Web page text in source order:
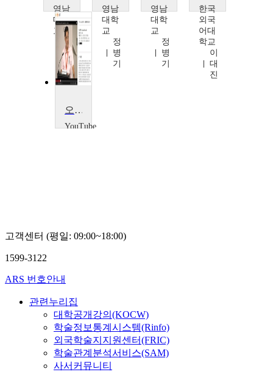
영남
대학
교
정
병
기
영남
대학
교
정
병
기
영남
대학
교
정
병
기
한국
외국
어대
학교
이
대
진
오바마, 소토메이어는 미국의 미래인종
YouTube
고객센터 (평일: 09:00~18:00)
1599-3122
ARS 번호안내
관련누리집
대학공개강의(KOCW)
학술정보통계시스템(Rinfo)
외국학술지지원센터(FRIC)
학술관계분석서비스(SAM)
사서커뮤니티